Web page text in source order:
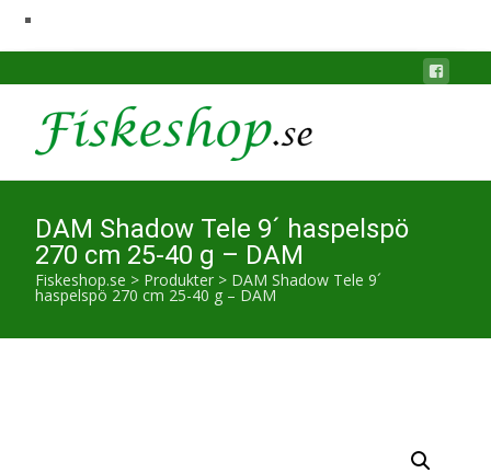
DAM Shadow Tele 9´ haspelspö
270 cm 25-40 g – DAM
Fiskeshop.se > Produkter > DAM Shadow Tele 9´
haspelspö 270 cm 25-40 g – DAM